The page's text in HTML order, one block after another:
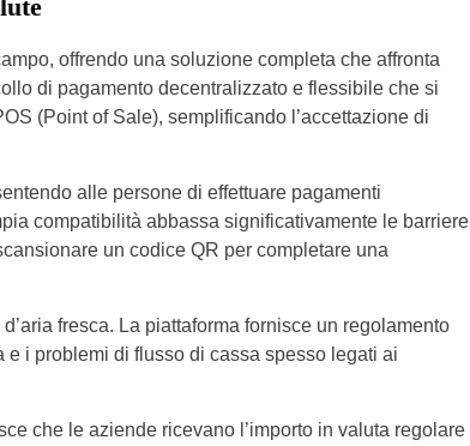
offrendo una soluzione completa che affronta
di pagamento decentralizzato e flessibile che si
(Point of Sale), semplificando l’accettazione di
alle persone di effettuare pagamenti
compatibilità abbassa significativamente le barriere
un codice QR per completare una
fresca. La piattaforma fornisce un regolamento
e i problemi di flusso di cassa spesso legati ai
che le aziende ricevano l’importo in valuta regolare